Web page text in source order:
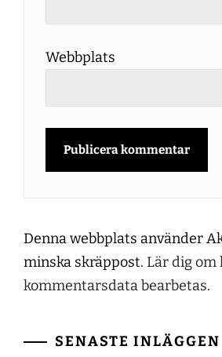
Webbplats
Denna webbplats använder
minska skräppost. Lär dig om
kommentarsdata bearbetas.
SENASTE INLÄGGEN